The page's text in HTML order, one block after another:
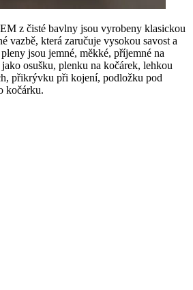
z čisté bavlny jsou vyrobeny klasickou
vazbě, která zaručuje vysokou savost a
jsou jemné, měkké, příjemné na
osušku, plenku na kočárek, lehkou
přikrývku při kojení, podložku pod
kočárku.